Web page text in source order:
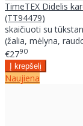
TimeTEX Didelis
(TT94479)
skaičiuoti su
(žalia, mėlyna,
€2790
Naujiena